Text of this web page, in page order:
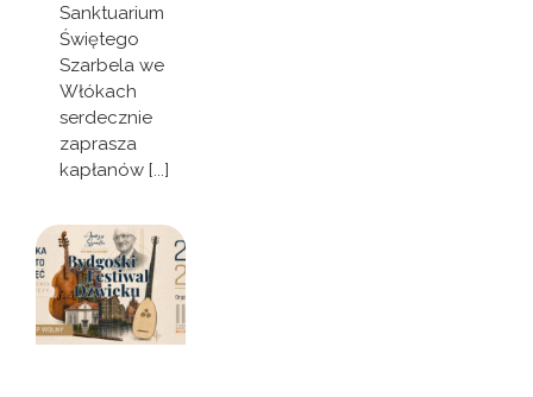
Sanktuarium
Świętego
Szarbela we
Włókach
serdecznie
zaprasza
kapłanów [...]